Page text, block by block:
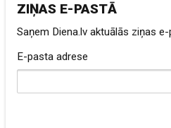
ZIŅAS E-PASTĀ
Saņem Diena.lv aktuālās ziņas
E-pasta adrese